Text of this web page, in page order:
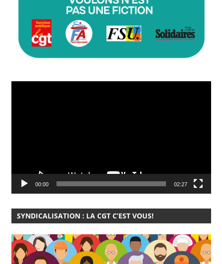
00:00 02:27
SYNDICALISATION : LA CGT C’EST VOUS!